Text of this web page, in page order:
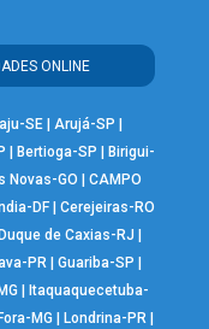
ONLINE
SE| Arujá-SP
Bertioga-SP
Birigui-
Novas-GO |CAMPO
DF| Cerejeiras-RO
Duque de Caxias-RJ
PR |Guariba-SP
Itaquaquecetuba-
MG Londrina-PR